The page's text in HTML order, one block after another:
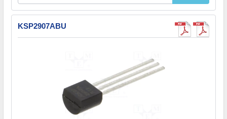
KSP2907ABU